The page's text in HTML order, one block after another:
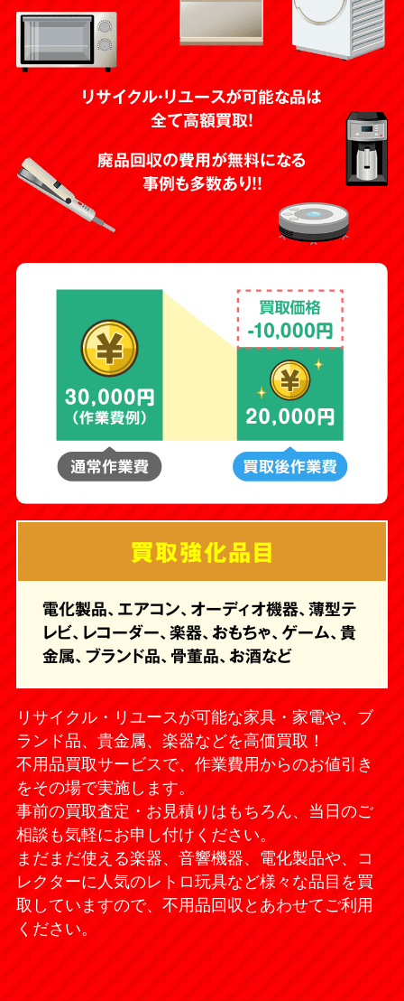
リサイクル・リユースが可能な品は
全て高額買取！
廃品回収の費用が無料になる
事例も多数あり！！
買取強化品目
電化製品、エアコン、オーディオ機器、薄型テ
レビ、レコーダー、楽器、おもちゃ、ゲーム、貴
金属、ブランド品、骨董品、お酒など
リサイクル・リユースが可能な家具・家電や、ブ
ランド品、貴金属、楽器などを高価買取！
不用品買取サービスで、作業費用からのお値引き
をその場で実施します。
事前の買取査定・お見積りはもちろん、当日のご
相談も気軽にお申し付けください。
まだまだ使える楽器、音響機器、電化製品や、コ
レクターに人気のレトロ玩具など様々な品目を買
取していますので、不用品回収とあわせてご利用
ください。